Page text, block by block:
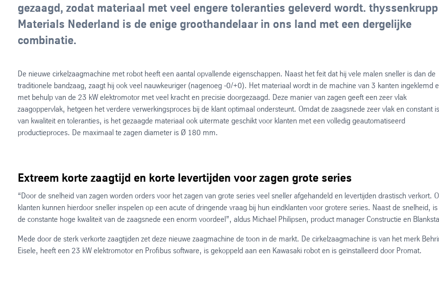
gezaagd, zodat materiaal met veel engere toleranties geleverd wordt. thyssenkrupp
Materials Nederland is de enige groothandelaar in ons land met een dergelijke
combinatie.
De nieuwe cirkelzaagmachine met robot heeft een aantal opvallende eigenschappen. Naast het feit dat hij vele malen sneller is dan de
traditionele bandzaag, zaagt hij ook veel nauwkeuriger (nagenoeg -0/+0). Het materiaal wordt in de machine van 3 kanten ingeklemd
met behulp van de 23 kW elektromotor met veel kracht en precisie doorgezaagd. Deze manier van zagen geeft een zeer vlak
zaagoppervlak, hetgeen het verdere verwerkingsproces bij de klant optimaal ondersteunt. Omdat de zaagsnede zeer vlak en constant is
van kwaliteit en toleranties, is het gezaagde materiaal ook uitermate geschikt voor klanten met een volledig geautomatiseerd
productieproces. De maximaal te zagen diameter is Ø 180 mm.
Extreem korte zaagtijd en korte levertijden voor zagen grote series
“Door de snelheid van zagen worden orders voor het zagen van grote series veel sneller afgehandeld en levertijden drastisch verkort.
klanten kunnen hierdoor sneller inspelen op een acute of dringende vraag bij hun eindklanten voor grotere series. Naast de snelheid,
de constante hoge kwaliteit van de zaagsnede een enorm voordeel”, aldus Michael Philipsen, product manager Constructie en
Mede door de sterk verkorte zaagtijden zet deze nieuwe zaagmachine de toon in de markt. De cirkelzaagmachine is van het merk
Eisele, heeft een 23 kW elektromotor en Profibus software, is gekoppeld aan een Kawasaki robot en is geïnstalleerd door Promat.